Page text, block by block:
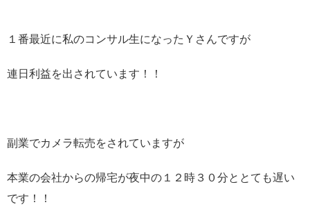
１番最近に私のコンサル生になったＹさんですが
連日利益を出されています！！
副業でカメラ転売をされていますが
本業の会社からの帰宅が夜中の１２時３０分ととても遅い
です！！